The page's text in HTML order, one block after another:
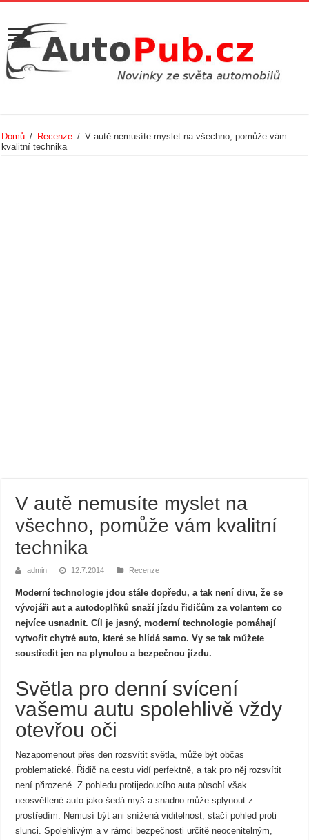
Domů / Recenze / V autě nemusíte myslet na všechno, pomůže vám
kvalitní technika
V autě nemusíte myslet na
všechno, pomůže vám kvalitní
technika
admin 12.7.2014 Recenze
Moderní technologie jdou stále dopředu, a tak není divu, že se
vývojáři aut a autodoplňků snaží jízdu řidičům za volantem co
nejvíce usnadnit. Cíl je jasný, moderní technologie pomáhají
vytvořit chytré auto, které se hlídá samo. Vy se tak můžete
soustředit jen na plynulou a bezpečnou jízdu.
Světla pro denní svícení
vašemu autu spolehlivě vždy
otevřou oči
Nezapomenout přes den rozsvítit světla, může být občas
problematické. Řidič na cestu vidí perfektně, a tak pro něj rozsvítit
není přirozené. Z pohledu protijedoucího auta působí však
neosvětlené auto jako šedá myš a snadno může splynout z
prostředím. Nemusí být ani snížená viditelnost, stačí pohled proti
slunci. Spolehlivým a v rámci bezpečnosti určitě neocenitelným,